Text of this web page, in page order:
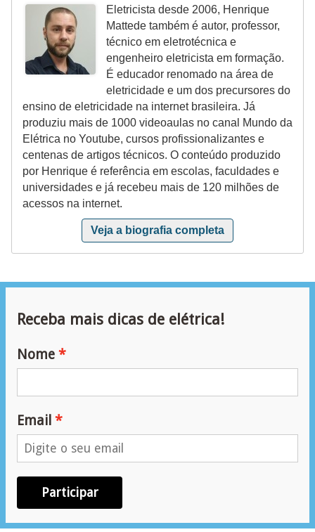
Eletricista desde 2006, Henrique
Mattede também é autor, professor,
técnico em eletrotécnica e
engenheiro eletricista em formação.
É educador renomado na área de
eletricidade e um dos precursores do
ensino de eletricidade na internet brasileira. Já
produziu mais de 1000 videoaulas no canal Mundo da
Elétrica no Youtube, cursos profissionalizantes e
centenas de artigos técnicos. O conteúdo produzido
por Henrique é referência em escolas, faculdades e
universidades e já recebeu mais de 120 milhões de
acessos na internet.
Veja a biografia completa
Receba mais dicas de elétrica!
Nome
Email
Participar
P
o
j
e
t
o
s
e
q
u
m
s
e
l
é
t
i